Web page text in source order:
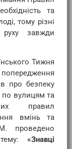
та
тому різні
завжди
Тижня
про безпеку
по вулицям та
правил
вмінь та
проведено
«Знавці